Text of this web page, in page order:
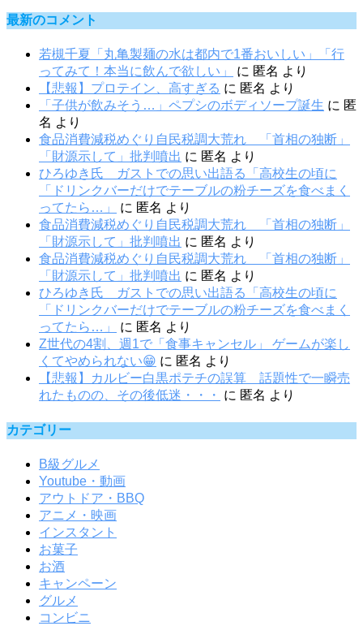
最新のコメント
若槻千夏「丸亀製麺の水は都内で1番おいしい」「行
ってみて！本当に飲んで欲しい」
に 匿名 より
【悲報】プロテイン、高すぎる に 匿名 より
「子供が飲みそう…」ペプシのボディソープ誕生 に 匿
名 より
食品消費減税めぐり自民税調大荒れ 「首相の独断」
「財源示して」批判噴出 に 匿名 より
ひろゆき氏 ガストでの思い出語る「高校生の頃に
「ドリンクバーだけでテーブルの粉チーズを食べまく
ってたら…」
に 匿名 より
食品消費減税めぐり自民税調大荒れ 「首相の独断」
「財源示して」批判噴出 に 匿名 より
食品消費減税めぐり自民税調大荒れ 「首相の独断」
「財源示して」批判噴出 に 匿名 より
ひろゆき氏 ガストでの思い出語る「高校生の頃に
「ドリンクバーだけでテーブルの粉チーズを食べまく
ってたら…」
に 匿名 より
Z世代の4割、週1で「食事キャンセル」 ゲームが楽し
くてやめられない😁 に 匿名 より
【悲報】カルビー白黒ポテチの誤算 話題性で一瞬売
れたものの、その後低迷・・・
に 匿名 より
カテゴリー
B級グルメ
Youtube・動画
アウトドア・BBQ
アニメ・映画
インスタント
お菓子
お酒
キャンペーン
グルメ
コンビニ